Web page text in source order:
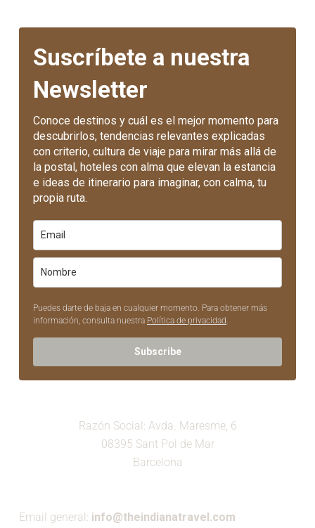
Suscríbete a nuestra
Newsletter
Conoce destinos y cuál es el mejor momento para
descubrirlos, tendencias relevantes explicadas
con criterio, cultura de viaje para mirar más allá de
la postal, hoteles con alma que elevan la estancia
e ideas de itinerario para imaginar, con calma, tu
propia ruta.
Puedes darte de baja en cualquier momento. Para obtener más
información, consulta nuestra Política de privacidad.
Subscribe
Razón Social: Avda. Maresme, 6
08395 Sant Pol de Mar
Barcelona
Email general: info@theindianatravel.com